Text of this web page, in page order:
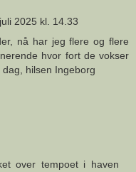
2025 kl. 14.33
nå har jeg flere og flere
hvor fort de vokser
hilsen Ingeborg
over tempoet i haven